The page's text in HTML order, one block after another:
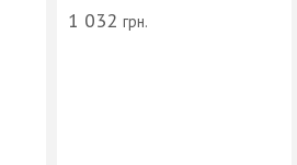
1 032 грн.